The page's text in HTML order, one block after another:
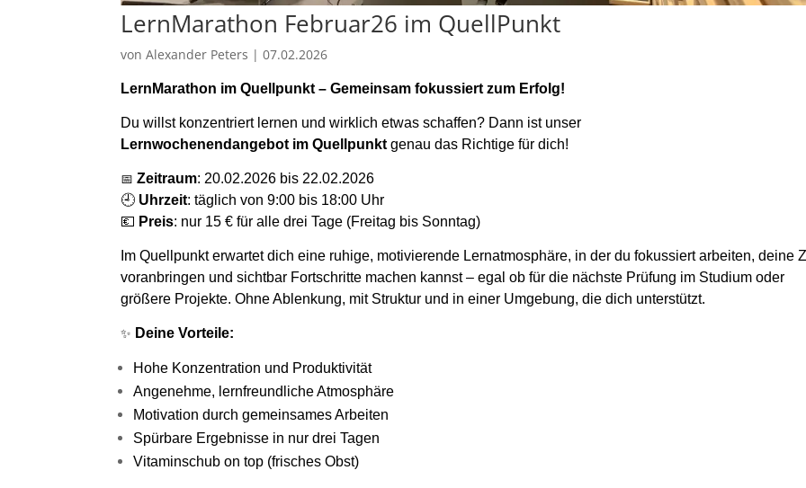
LernMarathon Februar26 im QuellPunkt
vonAlexander Peters |07.02.2026
LernMarathon im Quellpunkt – Gemeinsam fokussiert zum Erfolg!
Du willst konzentriert lernen und wirklich etwas schaffen? Dann ist unser
Lernwochenendangebot im Quellpunkt genau das Richtige für dich!
📅Zeitraum: 20.02.2026 bis 22.02.2026
🕘 Uhrzeit: täglich von 9:00 bis 18:00 Uhr
💶 Preis: nur 15 € für alle drei Tage (Freitag bis Sonntag)
Im Quellpunkt erwartet dich eine ruhige, motivierende Lernatmosphäre, in der du fokussiert arbeiten, deine
voranbringen und sichtbar Fortschritte machen kannst – egal ob fürdie nächste Prüfung im Studium oder
größere Projekte. Ohne Ablenkung, mit Struktur und in einer Umgebung, die dich unterstützt.
✨ Deine Vorteile:
Hohe Konzentration und Produktivität
Angenehme, lernfreundliche Atmosphäre
Motivation durch gemeinsames Arbeiten
Spürbare Ergebnisse in nur drei Tagen
Vitaminschub on top (frisches Obst)